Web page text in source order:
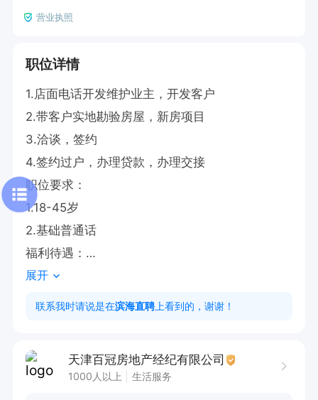
营业执照
职位详情
1.店面电话开发维护业主，开发客户
2.带客户实地勘验房屋，新房项目
3.洽谈，签约
4.签约过户，办理贷款，办理交接
职位要求：
1.18-45岁
2.基础普通话
福利待遇：
1.底薪2000-5000元+提成+工龄奖+全勤奖+五险
一金
3.公平公正的晋升平台，你有梦想，够勤奋一年晋
展开
联系我时请说是在滨海直聘 上看到的，谢谢！
天津百冠房地产经纪有限公司
1000人以上 生活服务